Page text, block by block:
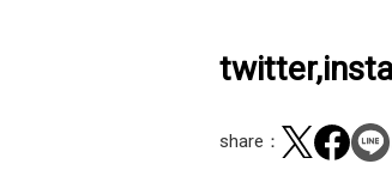
share：